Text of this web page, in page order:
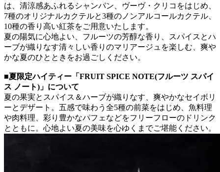
は、清涼感あふれるシャンパン、ヴーヴ・クリコをはじめ、
7種のオリジナルカクテルと3種のノンアルコールカクテル、
10種の香り高い紅茶をご用意いたします。
夏の陽気に心地よい、フルーツの芳醇な香り、スパイスとハ
ーブが織りなす清々しい香りのマリアージュを楽しむ、爽や
かな夏のひとときをお過ごしください。
■夏限定ハイティー「FRUIT SPICE NOTE(フルーツ スパイ
ス ノート)」について
夏の果実とスパイス＆ハーブが織りなす、爽やかなセイボリ
ーとデザート。五感で味わう全5種の前菜をはじめ、魚料理
や肉料理、彩り豊かなパフェなどをフリーフローのドリンク
とともに。心地よい夏の美味を心ゆくまでご堪能ください。